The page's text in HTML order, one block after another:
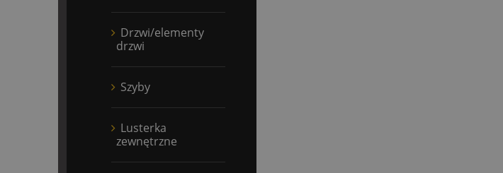
Drzwi/elementy
drzwi
Szyby
Lusterka
zewnętrzne